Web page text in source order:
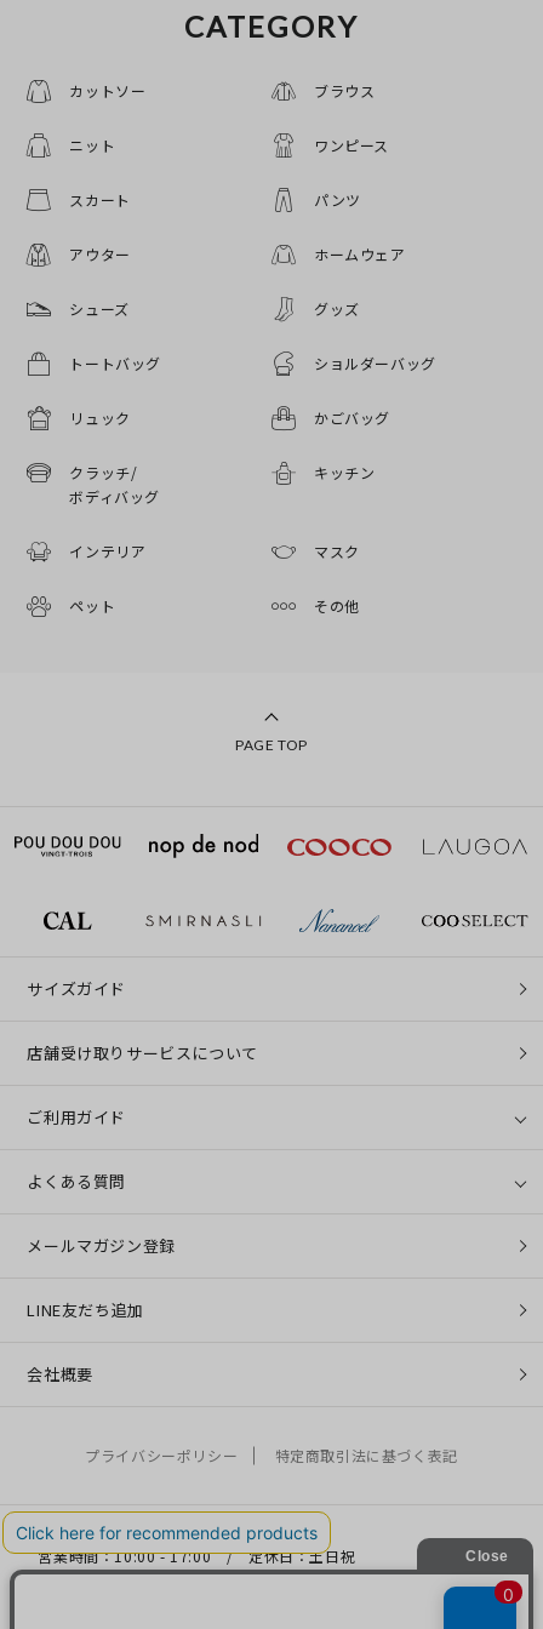
CATEGORY
カットソー ブラウス
ニット ワンピース
スカート パンツ
アウター ホームウェア
シューズ グッズ
トートバッグ ショルダーバッグ
リュック かごバッグ
クラッチ/
ボディバッグ
キッチン
インテリア マスク
ペット その他
PAGE TOP
サイズガイド
店舗受け取りサービスについて
ご利用ガイド
よくある質問
メールマガジン登録
LINE友だち追加
会社概要
プライバシーポリシー 特定商取引法に基づく表記
営業時間：10:00 - 17:00 / 定休日：土日祝